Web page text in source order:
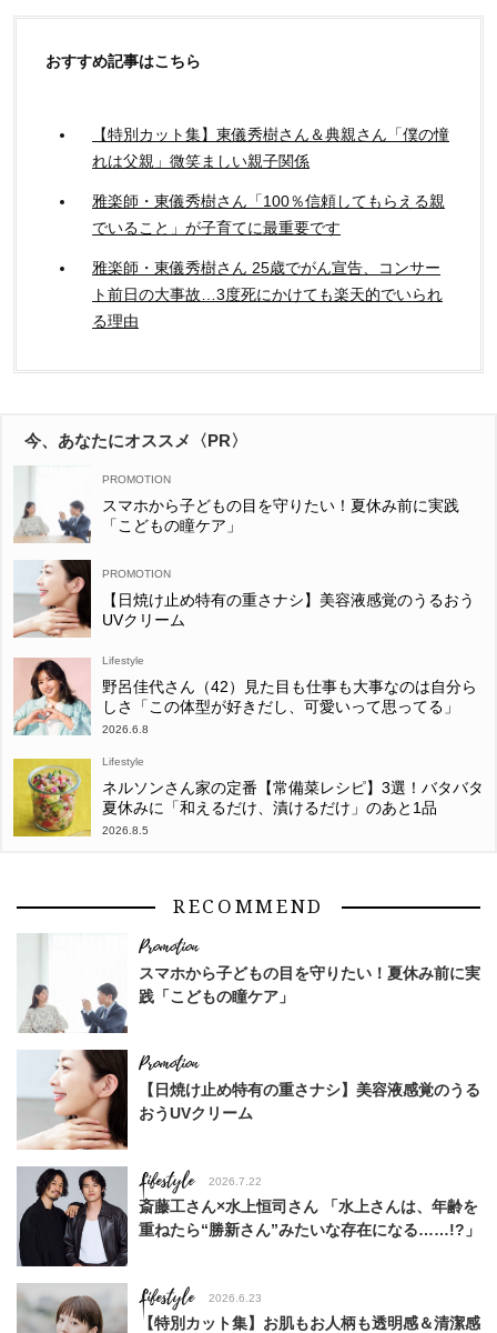
おすすめ記事はこちら
【特別カット集】東儀秀樹さん＆典親さん「僕の憧
れは父親」微笑ましい親子関係
雅楽師・東儀秀樹さん「100％信頼してもらえる親
でいること」が子育てに最重要です
雅楽師・東儀秀樹さん 25歳でがん宣告、コンサー
ト前日の大事故…3度死にかけても楽天的でいられ
る理由
今、あなたにオススメ〈PR〉
スマホから子どもの目を守りたい！夏休み前に実践
「こどもの瞳ケア」
【日焼け止め特有の重さナシ】美容液感覚のうるおう
UVクリーム
Lifestyle
野呂佳代さん（42）見た目も仕事も大事なのは自分ら
しさ「この体型が好きだし、可愛いって思ってる」
2026.6.8
Lifestyle
ネルソンさん家の定番【常備菜レシピ】3選！バタバタ
夏休みに「和えるだけ、漬けるだけ」のあと1品
2026.8.5
RECOMMEND
スマホから子どもの目を守りたい！夏休み前に実
践「こどもの瞳ケア」
【日焼け止め特有の重さナシ】美容液感覚のうる
おうUVクリーム
Lifestyle 2026.7.22
斎藤工さん×水上恒司さん 「水上さんは、年齢を
重ねたら“勝新さん”みたいな存在になる……!?」
Lifestyle 2026.6.23
【特別カット集】お肌もお人柄も透明感＆清潔感